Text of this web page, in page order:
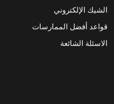
الشيك الإلكتروني
قواعد أفضل الممارسات
الاسئلة الشائعة